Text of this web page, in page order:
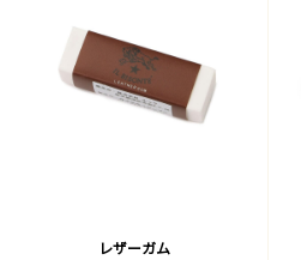
レザーガム